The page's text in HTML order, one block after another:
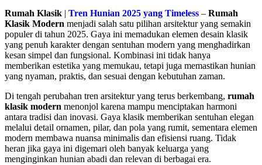
Rumah Klasik | Tren Hunian 2025 yang Timeless – Rumah
Klasik Modern menjadi salah satu pilihan arsitektur yang semakin
populer di tahun 2025. Gaya ini memadukan elemen desain klasik
yang penuh karakter dengan sentuhan modern yang menghadirkan
kesan simpel dan fungsional. Kombinasi ini tidak hanya
memberikan estetika yang memukau, tetapi juga memastikan hunian
yang nyaman, praktis, dan sesuai dengan kebutuhan zaman.
Di tengah perubahan tren arsitektur yang terus berkembang, rumah
klasik modern menonjol karena mampu menciptakan harmoni
antara tradisi dan inovasi. Gaya klasik memberikan sentuhan elegan
melalui detail ornamen, pilar, dan pola yang rumit, sementara elemen
modern membawa nuansa minimalis dan efisiensi ruang. Tidak
heran jika gaya ini digemari oleh banyak keluarga yang
menginginkan hunian abadi dan relevan di berbagai era.